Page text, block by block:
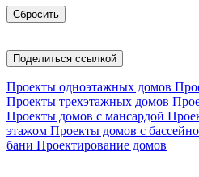
Поделиться ссылкой
Проекты одноэтажных домов
Проекты трехэтажных домов
Проекты домов с мансардой
этажом Проекты домов с
бани Проектирование домов